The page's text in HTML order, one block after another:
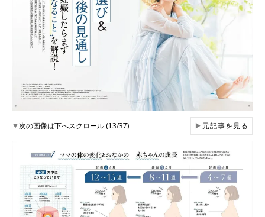
▼次の画像は下へスクロール (13/37) ▶元記事を見る